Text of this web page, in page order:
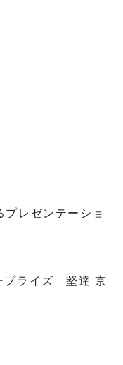
レゼンテーショ
プライズ 堅達 京